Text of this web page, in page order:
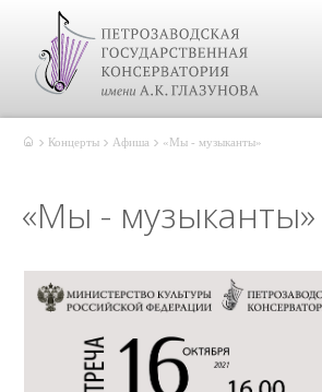
Концерты Афиша «Мы - музыканты»
«Мы - музыканты»